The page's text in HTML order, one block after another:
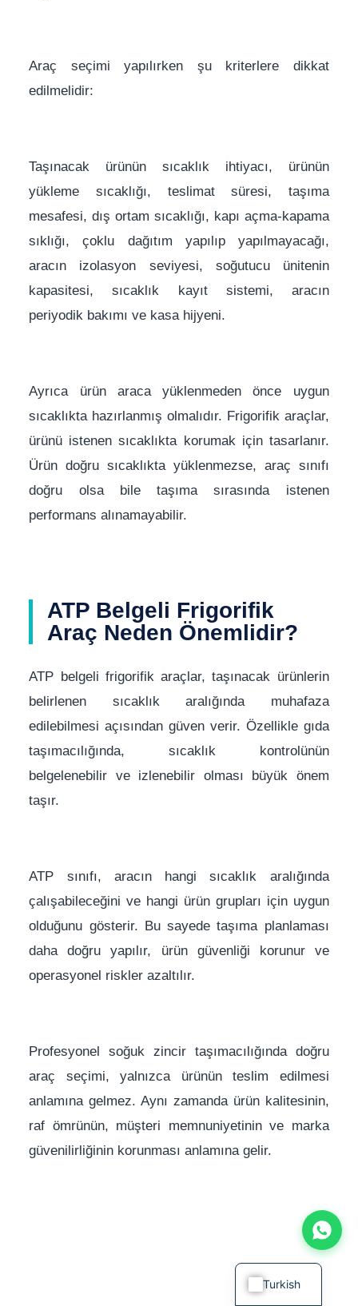
Araç seçimi yapılırken şu kriterlere dikkat
edilmelidir:
Taşınacak ürünün sıcaklık ihtiyacı, ürünün
yükleme sıcaklığı, teslimat süresi, taşıma
mesafesi, dış ortam sıcaklığı, kapı açma-kapama
sıklığı, çoklu dağıtım yapılıp yapılmayacağı,
aracın izolasyon seviyesi, soğutucu ünitenin
kapasitesi, sıcaklık kayıt sistemi, aracın
periyodik bakımı ve kasa hijyeni.
Ayrıca ürün araca yüklenmeden önce uygun
sıcaklıkta hazırlanmış olmalıdır. Frigorifik araçlar,
ürünü istenen sıcaklıkta korumak için tasarlanır.
Ürün doğru sıcaklıkta yüklenmezse, araç sınıfı
doğru olsa bile taşıma sırasında istenen
performans alınamayabilir.
ATP Belgeli Frigorifik
Araç Neden Önemlidir?
ATP belgeli frigorifik araçlar, taşınacak ürünlerin
belirlenen sıcaklık aralığında muhafaza
edilebilmesi açısından güven verir. Özellikle gıda
taşımacılığında, sıcaklık kontrolünün
belgelenebilir ve izlenebilir olması büyük önem
taşır.
ATP sınıfı, aracın hangi sıcaklık aralığında
çalışabileceğini ve hangi ürün grupları için uygun
olduğunu gösterir. Bu sayede taşıma planlaması
daha doğru yapılır, ürün güvenliği korunur ve
operasyonel riskler azaltılır.
Profesyonel soğuk zincir taşımacılığında doğru
araç seçimi, yalnızca ürünün teslim edilmesi
anlamına gelmez. Aynı zamanda ürün kalitesinin,
raf ömrünün, müşteri memnuniyetinin ve marka
güvenilirliğinin korunması anlamına gelir.
Turkish